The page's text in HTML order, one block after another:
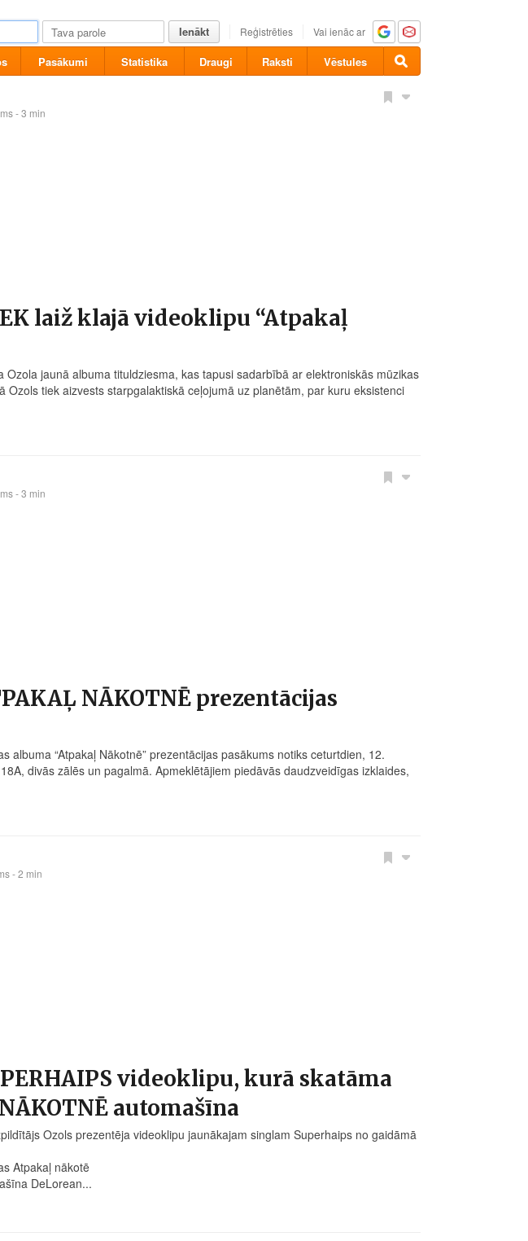
Ienākt Reģistrēties Vai ienāc ar
Pasākumi Statistika Draugi Raksti Vēstules
- 3 min
laiž klajā videoklipu “Atpakaļ
Ozola jaunā albuma tituldziesma, kas tapusi sadarbībā ar elektroniskās mūzikas
Ozols tiek aizvests starpgalaktiskā ceļojumā uz planētām, par kuru eksistenci
- 3 min
NĀKOTNĒ prezentācijas
albuma “Atpakaļ Nākotnē” prezentācijas pasākums notiks ceturtdien, 12.
divās zālēs un pagalmā. Apmeklētājiem piedāvās daudzveidīgas izklaides,
- 2 min
videoklipu, kurā skatāma
automašīna
Ozols prezentēja videoklipu jaunākajam singlam Superhaips no gaidāmā
Atpakaļ nākotē
DeLorean...